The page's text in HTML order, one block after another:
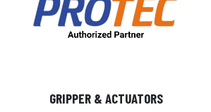
GRIPPER & ACTUATORS